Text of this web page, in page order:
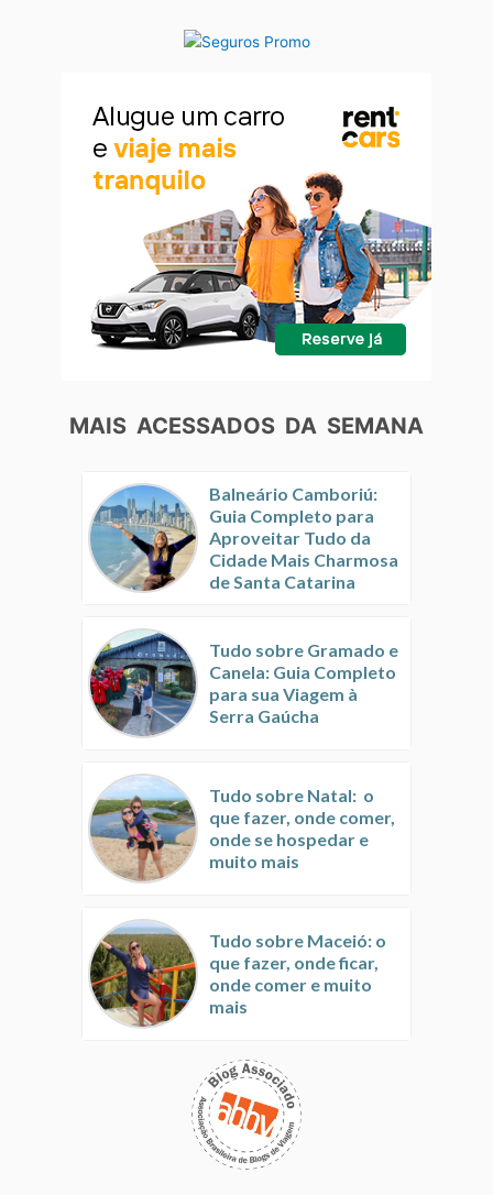
MAIS ACESSADOS DA SEMANA
Balneário Camboriú:
Guia Completo para
Aproveitar Tudo da
Cidade Mais Charmosa
de Santa Catarina
Tudo sobre Gramado e
Canela: Guia Completo
para sua Viagem à
Serra Gaúcha
Tudo sobre Natal: o
que fazer, onde comer,
onde se hospedar e
muito mais
Tudo sobre Maceió: o
que fazer, onde ficar,
onde comer e muito
mais